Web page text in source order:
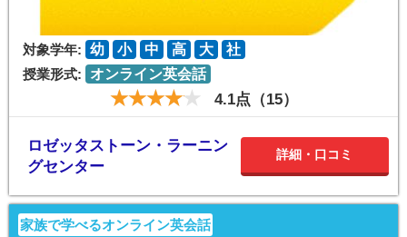
対象学年: 幼 小 中 高 大
社
授業形式:
オンライン英会話
4.1点（15）
ロゼッタストーン・ラーニン
グセンター
詳細・口コミ
家族で学べるオンライン英会話